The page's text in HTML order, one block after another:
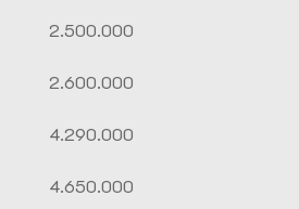
2.500.000
2.600.000
4.290.000
4.650.000